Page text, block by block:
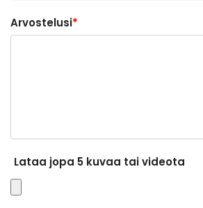
Arvostelusi*
Lataa jopa 5 kuvaa tai videota